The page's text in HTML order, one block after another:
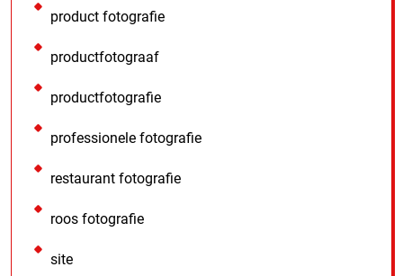
product fotografie
productfotograaf
productfotografie
professionele fotografie
restaurant fotografie
roos fotografie
site